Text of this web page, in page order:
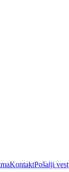
KontaktPošalji vest